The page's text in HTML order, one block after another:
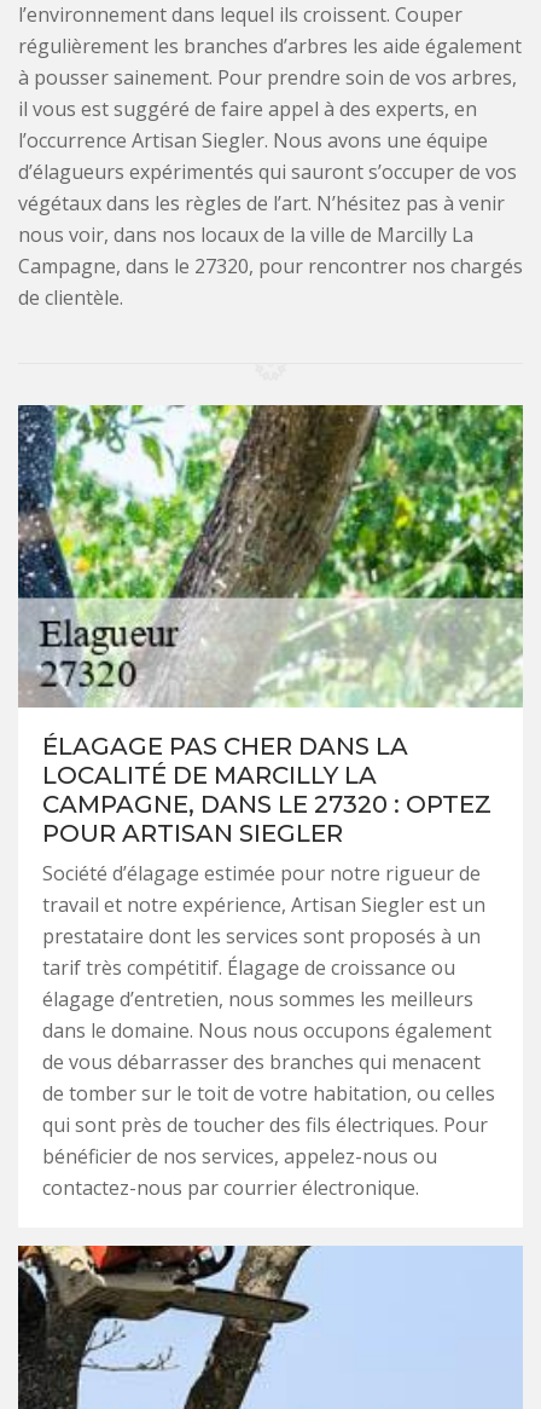
l’environnement dans lequel ils croissent. Couper
régulièrement les branches d’arbres les aide également
à pousser sainement. Pour prendre soin de vos arbres,
il vous est suggéré de faire appel à des experts, en
l’occurrence Artisan Siegler. Nous avons une équipe
d’élagueurs expérimentés qui sauront s’occuper de vos
végétaux dans les règles de l’art. N’hésitez pas à venir
nous voir, dans nos locaux de la ville de Marcilly La
Campagne, dans le 27320, pour rencontrer nos chargés
de clientèle.
ÉLAGAGE PAS CHER DANS LA
LOCALITÉ DE MARCILLY LA
CAMPAGNE, DANS LE 27320 : OPTEZ
POUR ARTISAN SIEGLER
Société d’élagage estimée pour notre rigueur de
travail et notre expérience, Artisan Siegler est un
prestataire dont les services sont proposés à un
tarif très compétitif. Élagage de croissance ou
élagage d’entretien, nous sommes les meilleurs
dans le domaine. Nous nous occupons également
de vous débarrasser des branches qui menacent
de tomber sur le toit de votre habitation, ou celles
qui sont près de toucher des fils électriques. Pour
bénéficier de nos services, appelez-nous ou
contactez-nous par courrier électronique.